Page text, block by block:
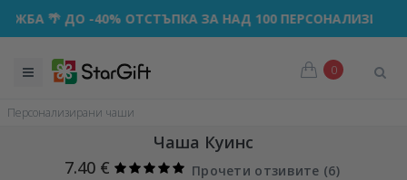
ДО -40% ОТСТЪПКА ЗА НАД 100 ПЕРСОНАЛИЗИРАНИ
0
Персонализирани чаши
Чаша Куинс
7.40 €
Прочети отзивите (6)